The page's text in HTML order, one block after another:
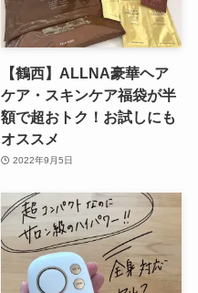
【鶴西】ALLNA豪華ヘア
ケア・スキンケア福袋が半
額で超おトク！お試しにも
オススメ
2022年9月5日